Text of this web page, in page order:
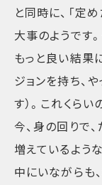
と同時に、「定
大事のようです
もっと良い結果
ジョンを持ち、
す）。これくらい
今、身の回りで
増えているよう
中にいながらも